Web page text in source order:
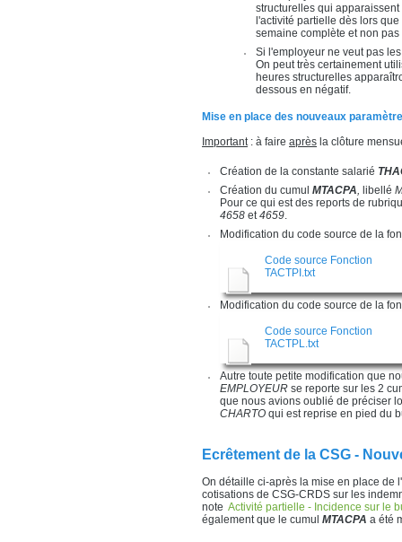
structurelles qui
l'activité partielle dès lors
semaine complète et non pas
Si l'employeur ne veut pas
On peut très certainement
heures structurelles
dessous en négatif.
Mise en place des nouveaux
Important: à faire après la clôture
Création de la constante salarié
Création du cumul MTACPA, libellé
Pour ce qui est des reports de
4658 et4659.
Modification du code source de la
Code source Fonction
TACTPI.txt
Modification du code source de la
Code source Fonction
TACTPL.txt
Autre toute petite modification que
EMPLOYEUR se reporte sur les 2
que nous avions oublié de préciser
CHARTO qui est reprise en pied du
Ecrêtement de la CSG -
On détaille ci-après la mise en place de
cotisations de CSG-CRDS sur les
note Activité partielle - Incidence sur le
également que le cumul MTACPA a été